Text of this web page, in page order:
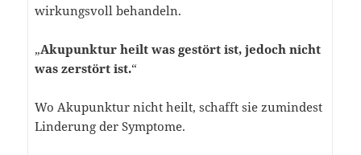
wirkungsvoll behandeln.
„Akupunktur heilt was gestört ist, jedoch nicht
was zerstört ist.“
Wo Akupunktur nicht heilt, schafft sie zumindest
Linderung der Symptome.